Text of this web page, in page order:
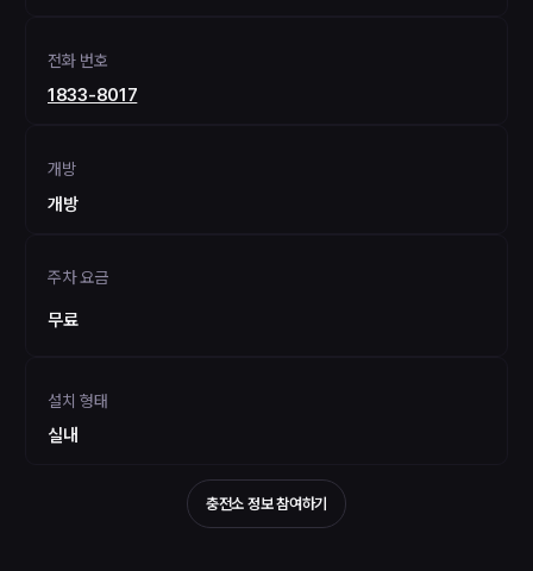
전화 번호
1833-8017
개방
개방
주차 요금
무료
설치 형태
실내
충전소 정보 참여하기